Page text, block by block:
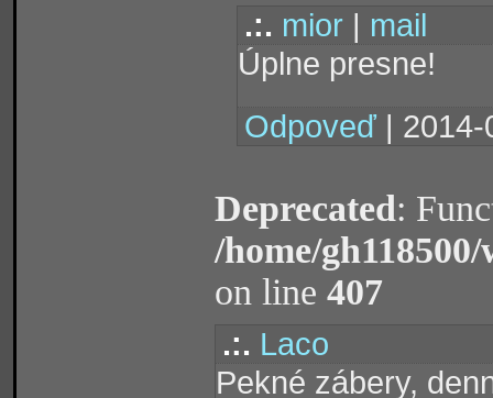
.:. mior | mail
Úplne presne!
Odpoveď |
Deprecated:
/home/
on line 407
.:. Laco
Pekné zábery,